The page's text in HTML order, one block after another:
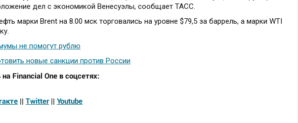
дел с экономикой Венесуэлы, сообщает ТАСС.
марки Brent на 8.00 мск торговались на уровне $79,5 за баррель, а марки WTI
не помогут рублю
новые санкции против России
Financial One в соцсетях:
|| Twitter|| Youtube